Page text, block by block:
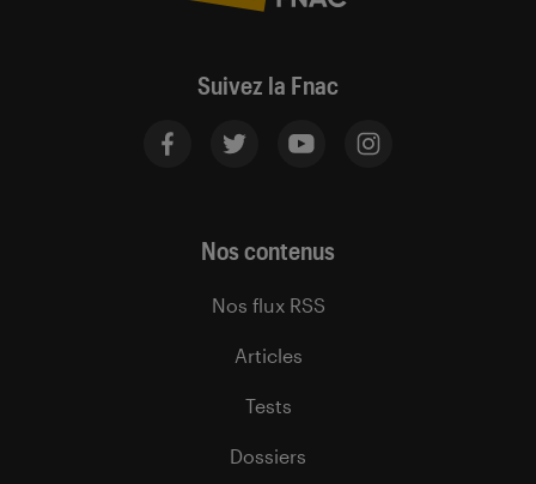
Suivez la Fnac
Nos contenus
Nos flux RSS
Articles
Tests
Dossiers